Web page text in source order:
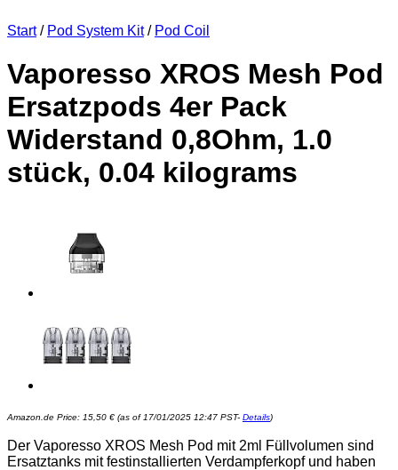
Start / Pod System Kit / Pod Coil
Vaporesso XROS Mesh Pod
Ersatzpods 4er Pack
Widerstand 0,8Ohm, 1.0
stück, 0.04 kilograms
Amazon.de Price: 15,50 € (as of 17/01/2025 12:47 PST- Details)
Der Vaporesso XROS Mesh Pod mit 2ml Füllvolumen sind
Ersatztanks mit festinstallierten Verdampferkopf und haben